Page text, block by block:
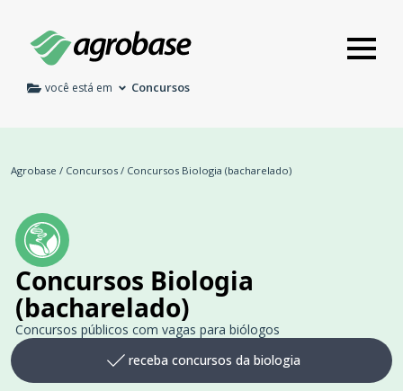
você está em Concursos
Agrobase / Concursos / Concursos Biologia (bacharelado)
Concursos Biologia
(bacharelado)
Concursos públicos com vagas para biólogos
receba concursos da biologia